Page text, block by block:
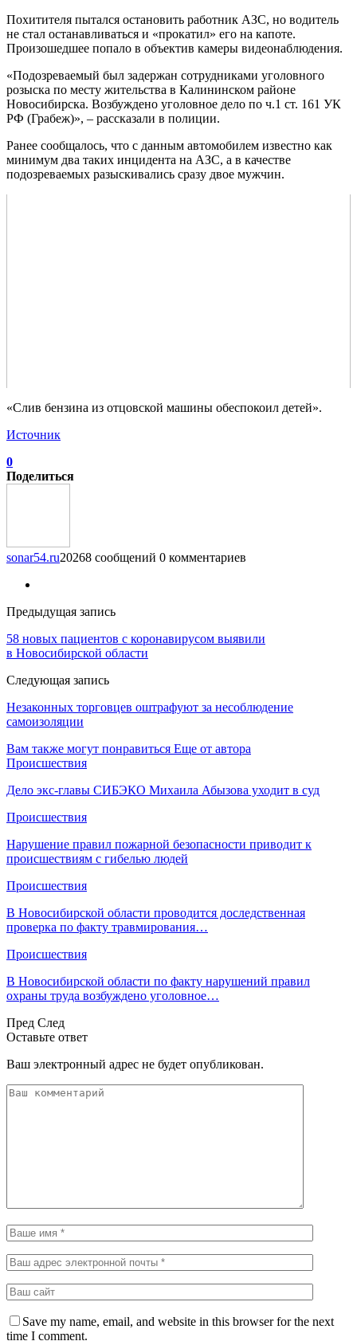
Похитителя пытался остановить работник АЗС, но водитель
не стал останавливаться и «прокатил» его на капоте.
Произошедшее попало в объектив камеры видеонаблюдения.
«Подозреваемый был задержан сотрудниками уголовного
розыска по месту жительства в Калининском районе
Новосибирска. Возбуждено уголовное дело по ч.1 ст. 161 УК
РФ (Грабеж)», – рассказали в полиции.
Ранее сообщалось, что с данным автомобилем известно как
минимум два таких инцидента на АЗС, а в качестве
подозреваемых разыскивались сразу двое мужчин.
«Слив бензина из отцовской машины обеспокоил детей».
Источник
0
Поделиться
sonar54.ru20268 сообщений 0 комментариев
Предыдущая запись
58 новых пациентов с коронавирусом выявили
в Новосибирской области
Следующая запись
Незаконных торговцев оштрафуют за несоблюдение
самоизоляции
Вам также могут понравиться Еще от автора
Происшествия
Дело экс-главы СИБЭКО Михаила Абызова уходит в суд
Происшествия
Нарушение правил пожарной безопасности приводит к
происшествиям с гибелью людей
Происшествия
В Новосибирской области проводится доследственная
проверка по факту травмирования…
Происшествия
В Новосибирской области по факту нарушений правил
охраны труда возбуждено уголовное…
Пред След
Оставьте ответ
Ваш электронный адрес не будет опубликован.
Save my name, email, and website in this browser for the next
time I comment.